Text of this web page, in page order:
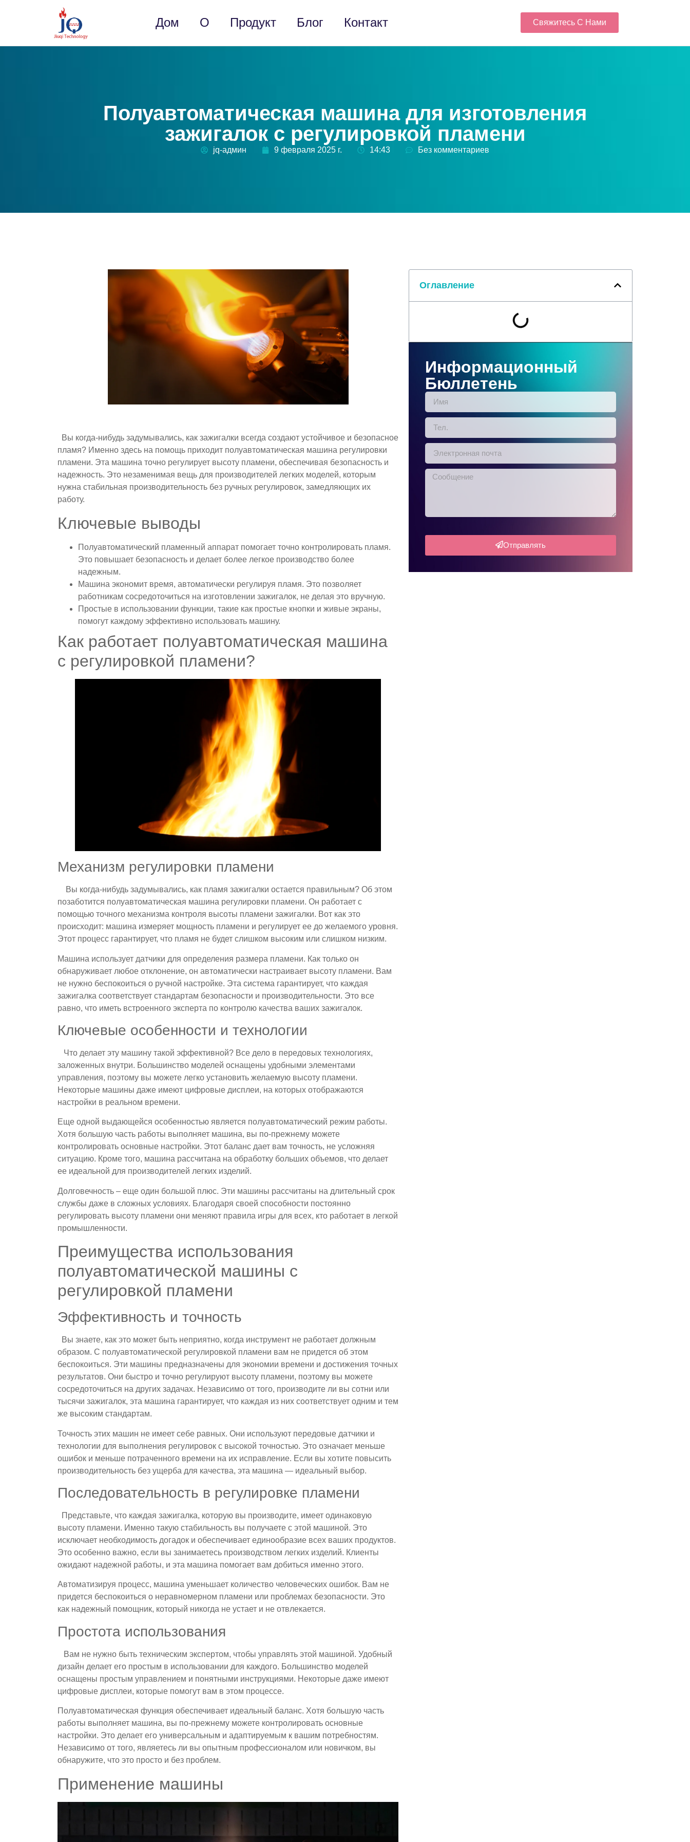
Дом О Продукт Блог Контакт Свяжитесь С Нами
Полуавтоматическая машина для изготовления
зажигалок с регулировкой пламени
jq-админ 9 февраля 2025 г. 14:43 Без комментариев
Вы когда-нибудь задумывались, как зажигалки всегда создают устойчивое и безопасное
пламя? Именно здесь на помощь приходит полуавтоматическая машина регулировки
пламени. Эта машина точно регулирует высоту пламени, обеспечивая безопасность и
надежность. Это незаменимая вещь для производителей легких моделей, которым
нужна стабильная производительность без ручных регулировок, замедляющих их
работу.
Ключевые выводы
Полуавтоматический пламенный аппарат помогает точно контролировать пламя.
Это повышает безопасность и делает более легкое производство более
надежным.
Машина экономит время, автоматически регулируя пламя. Это позволяет
работникам сосредоточиться на изготовлении зажигалок, не делая это вручную.
Простые в использовании функции, такие как простые кнопки и живые экраны,
помогут каждому эффективно использовать машину.
Как работает полуавтоматическая машина
с регулировкой пламени?
Механизм регулировки пламени
Вы когда-нибудь задумывались, как пламя зажигалки остается правильным? Об этом
позаботится полуавтоматическая машина регулировки пламени. Он работает с
помощью точного механизма контроля высоты пламени зажигалки. Вот как это
происходит: машина измеряет мощность пламени и регулирует ее до желаемого уровня.
Этот процесс гарантирует, что пламя не будет слишком высоким или слишком низким.
Машина использует датчики для определения размера пламени. Как только он
обнаруживает любое отклонение, он автоматически настраивает высоту пламени. Вам
не нужно беспокоиться о ручной настройке. Эта система гарантирует, что каждая
зажигалка соответствует стандартам безопасности и производительности. Это все
равно, что иметь встроенного эксперта по контролю качества ваших зажигалок.
Ключевые особенности и технологии
Что делает эту машину такой эффективной? Все дело в передовых технологиях,
заложенных внутри. Большинство моделей оснащены удобными элементами
управления, поэтому вы можете легко установить желаемую высоту пламени.
Некоторые машины даже имеют цифровые дисплеи, на которых отображаются
настройки в реальном времени.
Еще одной выдающейся особенностью является полуавтоматический режим работы.
Хотя большую часть работы выполняет машина, вы по-прежнему можете
контролировать основные настройки. Этот баланс дает вам точность, не усложняя
ситуацию. Кроме того, машина рассчитана на обработку больших объемов, что делает
ее идеальной для производителей легких изделий.
Долговечность – еще один большой плюс. Эти машины рассчитаны на длительный срок
службы даже в сложных условиях. Благодаря своей способности постоянно
регулировать высоту пламени они меняют правила игры для всех, кто работает в легкой
промышленности.
Преимущества использования
полуавтоматической машины с
регулировкой пламени
Эффективность и точность
Вы знаете, как это может быть неприятно, когда инструмент не работает должным
образом. С полуавтоматической регулировкой пламени вам не придется об этом
беспокоиться. Эти машины предназначены для экономии времени и достижения точных
результатов. Они быстро и точно регулируют высоту пламени, поэтому вы можете
сосредоточиться на других задачах. Независимо от того, производите ли вы сотни или
тысячи зажигалок, эта машина гарантирует, что каждая из них соответствует одним и тем
же высоким стандартам.
Точность этих машин не имеет себе равных. Они используют передовые датчики и
технологии для выполнения регулировок с высокой точностью. Это означает меньше
ошибок и меньше потраченного времени на их исправление. Если вы хотите повысить
производительность без ущерба для качества, эта машина — идеальный выбор.
Последовательность в регулировке пламени
Представьте, что каждая зажигалка, которую вы производите, имеет одинаковую
высоту пламени. Именно такую ​​стабильность вы получаете с этой машиной. Это
исключает необходимость догадок и обеспечивает единообразие всех ваших продуктов.
Это особенно важно, если вы занимаетесь производством легких изделий. Клиенты
ожидают надежной работы, и эта машина помогает вам добиться именно этого.
Автоматизируя процесс, машина уменьшает количество человеческих ошибок. Вам не
придется беспокоиться о неравномерном пламени или проблемах безопасности. Это
как надежный помощник, который никогда не устает и не отвлекается.
Простота использования
Вам не нужно быть техническим экспертом, чтобы управлять этой машиной. Удобный
дизайн делает его простым в использовании для каждого. Большинство моделей
оснащены простым управлением и понятными инструкциями. Некоторые даже имеют
цифровые дисплеи, которые помогут вам в этом процессе.
Полуавтоматическая функция обеспечивает идеальный баланс. Хотя большую часть
работы выполняет машина, вы по-прежнему можете контролировать основные
настройки. Это делает его универсальным и адаптируемым к вашим потребностям.
Независимо от того, являетесь ли вы опытным профессионалом или новичком, вы
обнаружите, что это просто и без проблем.
Применение машины
Оглавление
Информационный
Бюллетень
Отправлять